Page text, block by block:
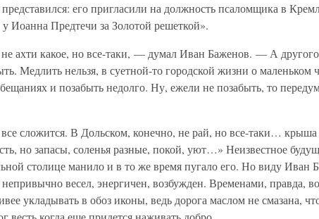
его пригласили на должность псаломщика в
у Иоанна Предтечи за Золотой решеткой».
ахти какое, но все-таки, — думал Иван Баженов. — А
Медлить нельзя, в суетной-то городской жизни о маленьком
и позабыть недолго. Ну, ежели не позабыть, то
все сложится. В Дольском, конечно, не рай, но все-таки…
но запасы, соленья разные, покой, уют…» Неизвестное
столице манило и в то же время пугало его. Но виду Иван
весел, энергичен, возбужден. Временами, правда,
укладывать в обоз иконы, ведь дорога маслом не смазана,